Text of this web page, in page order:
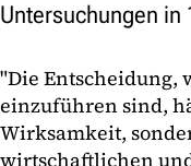
Untersuchungen in
"Die Entscheidung,
einzuführen sind,
Wirksamkeit,
wirtschaftlichen